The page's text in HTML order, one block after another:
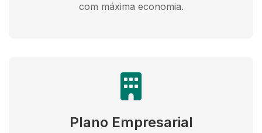
com máxima economia.
Plano Empresarial